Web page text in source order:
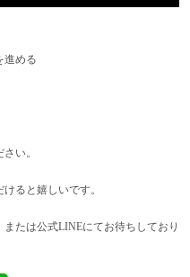
進める
い。
ると嬉しいです。
たは公式LINEにてお待ちしており